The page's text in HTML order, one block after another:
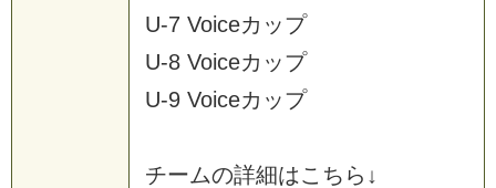
U-7 Voiceカ ップ
U-8 Voiceカ ップ
U-9 Voiceカ ップ
チームの詳細はこ ち ら ↓